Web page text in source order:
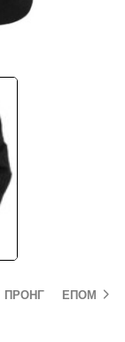
ΠΡΟΗΓ ΕΠΟΜ